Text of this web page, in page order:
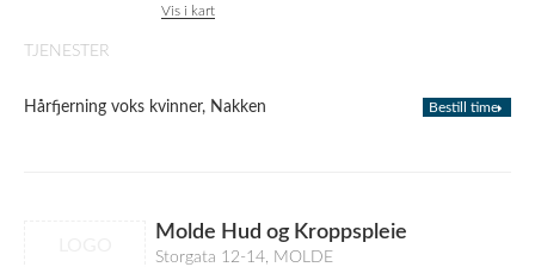
Vis i kart
TJENESTER
Hårfjerning voks kvinner, Nakken Bestill time
Molde Hud og Kroppspleie
Storgata 12-14, MOLDE